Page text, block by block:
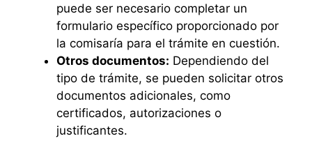
puede ser necesario completar un
formulario específico proporcionado por
la comisaría para el trámite en cuestión.
Otros documentos: Dependiendo del
tipo de trámite, se pueden solicitar otros
documentos adicionales, como
certificados, autorizaciones o
justificantes.